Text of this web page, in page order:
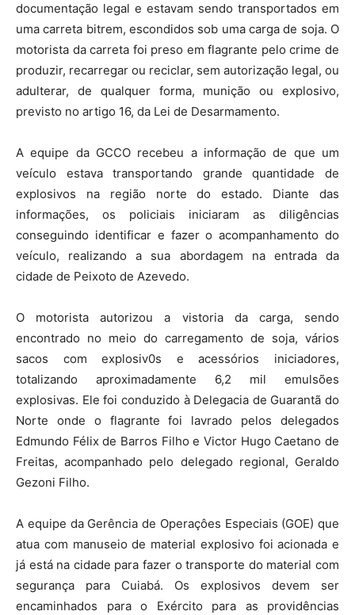
documentação legal e estavam sendo transportados em
uma carreta bitrem, escondidos sob uma carga de soja. O
motorista da carreta foi preso em flagrante pelo crime de
produzir, recarregar ou reciclar, sem autorização legal, ou
adulterar, de qualquer forma, munição ou explosivo,
previsto no artigo 16, da Lei de Desarmamento.
A equipe da GCCO recebeu a informação de que um
veículo estava transportando grande quantidade de
explosivos na região norte do estado. Diante das
informações, os policiais iniciaram as diligências
conseguindo identificar e fazer o acompanhamento do
veículo, realizando a sua abordagem na entrada da
cidade de Peixoto de Azevedo.
O motorista autorizou a vistoria da carga, sendo
encontrado no meio do carregamento de soja, vários
sacos com explosiv0s e acessórios iniciadores,
totalizando aproximadamente 6,2 mil emulsões
explosivas. Ele foi conduzido à Delegacia de Guarantã do
Norte onde o flagrante foi lavrado pelos delegados
Edmundo Félix de Barros Filho e Victor Hugo Caetano de
Freitas, acompanhado pelo delegado regional, Geraldo
Gezoni Filho.
A equipe da Gerência de Operaçôes Especiais (GOE) que
atua com manuseio de material explosivo foi acionada e
já está na cidade para fazer o transporte do material com
segurança para Cuiabá. Os explosivos devem ser
encaminhados para o Exército para as providências